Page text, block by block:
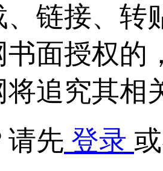
、链接、转
书面授权的
将追究其相
请先 登录